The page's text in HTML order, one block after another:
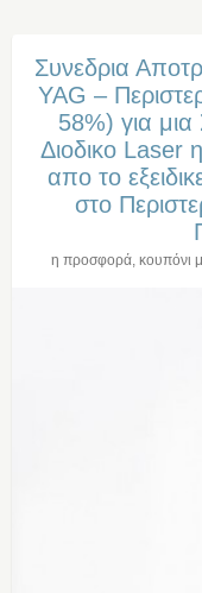
Συνεδρια
YAG –
58%) για
Διοδικο Laser
απο το
στο
η προσφορά, κουπόνι